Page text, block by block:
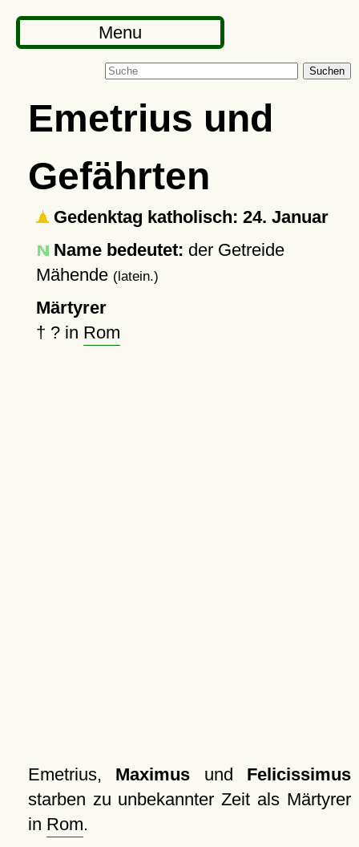
Menu
Suchen
Emetrius und
Gefährten
Gedenktag katholisch: 24. Januar
Name bedeutet: der Getreide
Mähende (latein.)
Märtyrer
† ?in Rom
Emetrius, Maximus und Felicissimus
starben zu unbekannter Zeit als Märtyrer
in Rom.